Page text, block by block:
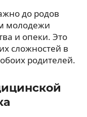
до родов
молодежи
и опеки. Это
сложностей в
родителей.